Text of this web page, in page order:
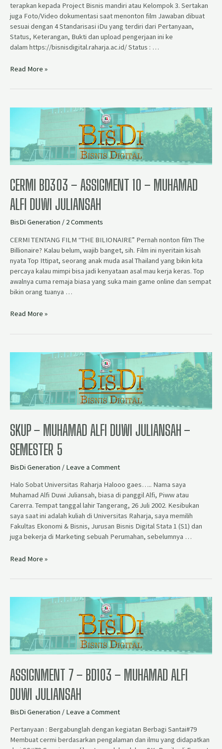
terapkan kepada Project Bisnis mandiri atau Kelompok 3. Sertakan
juga Foto/Video dokumentasi saat menonton film Jawaban dibuat
sesuai dengan 4 Standarisasi iDu yang terdiri dari Pertanyaan,
Status, Keterangan, Bukti dan upload pengerjaan ini ke
dalam https://bisnisdigital.raharja.ac.id/ Status : …
Read More »
CERMI BD303 – ASSIGMENT 10 – MUHAMAD
ALFI DUWI JULIANSAH
BisDi Generation / 2 Comments
CERMI TENTANG FILM “THE BILIONAIRE” Pernah nonton film The
Billionaire? Kalau belum, wajib banget, sih. Film ini nyeritain kisah
nyata Top Ittipat, seorang anak muda asal Thailand yang bikin kita
percaya kalau mimpi bisa jadi kenyataan asal mau kerja keras. Top
awalnya cuma remaja biasa yang suka main game online dan sempat
bikin orang tuanya …
Read More »
SKUP – MUHAMAD ALFI DUWI JULIANSAH –
SEMESTER 5
BisDi Generation / Leave a Comment
Halo Sobat Universitas Raharja Halooo gaes….. Nama saya
Muhamad Alfi Duwi Juliansah, biasa di panggil Alfi, Piww atau
Carerra. Tempat tanggal lahir Tangerang, 26 Juli 2002. Kesibukan
saya saat ini adalah kuliah di Universitas Raharja, saya memilih
Fakultas Ekonomi & Bisnis, Jurusan Bisnis Digital Stata 1 (S1) dan
juga bekerja di Marketing sebuah Perumahan, sebelumnya …
Read More »
ASSIGNMENT 7 – BD103 – MUHAMAD ALFI
DUWI JULIANSAH
BisDi Generation / Leave a Comment
Pertanyaan : Bergabunglah dengan kegiatan Berbagi Santai#79
Membuat cermi berdasarkan pengalaman dan ilmu yang didapatkan